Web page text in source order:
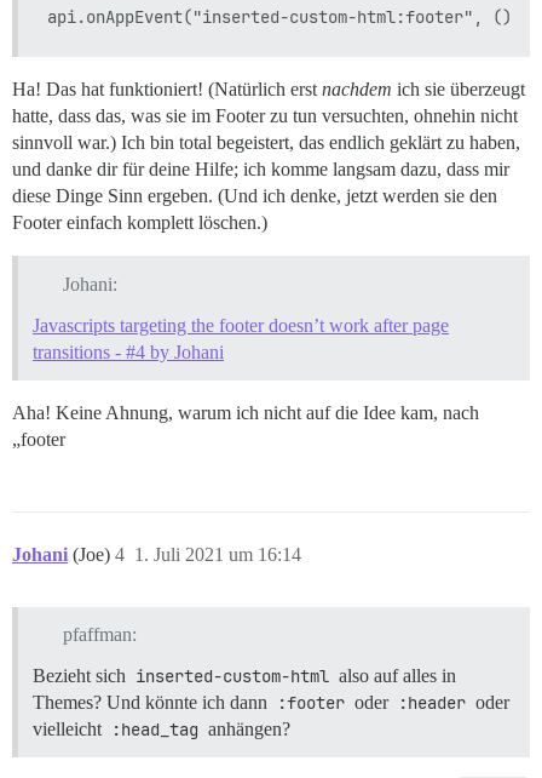
Ha! Das hat funktioniert! (Natürlich erst nachdem ich sie überzeugt
hatte, dass das, was sie im Footer zu tun versuchten, ohnehin nicht
sinnvoll war.) Ich bin total begeistert, das endlich geklärt zu haben,
und danke dir für deine Hilfe; ich komme langsam dazu, dass mir
diese Dinge Sinn ergeben. (Und ich denke, jetzt werden sie den
Footer einfach komplett löschen.)
Johani:
Javascripts targeting the footer doesn’t work after page
transitions - #4 by Johani
Aha! Keine Ahnung, warum ich nicht auf die Idee kam, nach
„footer
Johani (Joe) 1. Juli 2021 um 16:14
4
pfaffman:
Bezieht sich inserted-custom-html also auf alles in
Themes? Und könnte ich dann
:footer oder :header oder
vielleicht
:head_tag anhängen?